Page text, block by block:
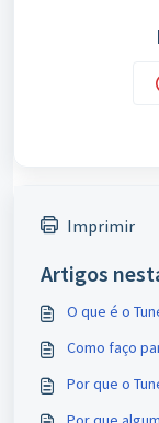
Imprimir
Artigos
O que é o
Como faço
Por que o